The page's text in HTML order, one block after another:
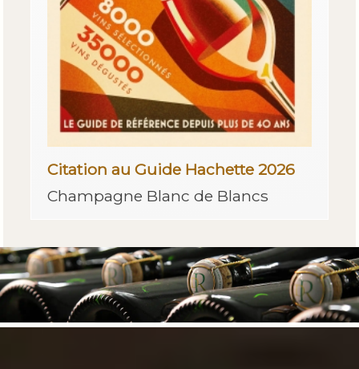
Citation au Guide Hachette 2026
Champagne Blanc de Blancs